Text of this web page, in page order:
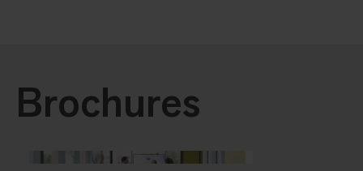
Brochures